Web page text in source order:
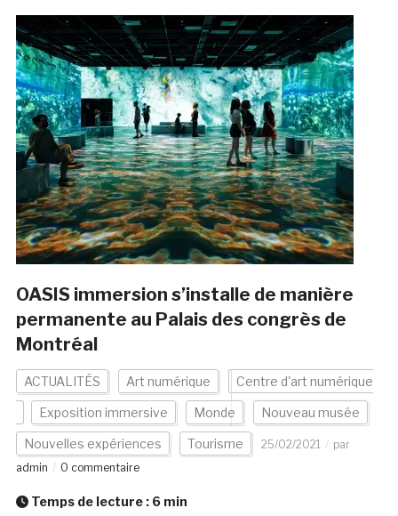
OASIS immersion s’installe de manière
permanente au Palais des congrès de
Montréal
ACTUALITÉS Art numérique Centre d'art numérique
Exposition immersive Monde Nouveau musée
Nouvelles expériences Tourisme 25/02/2021
par
admin
0 commentaire
Temps de lecture : 6 min